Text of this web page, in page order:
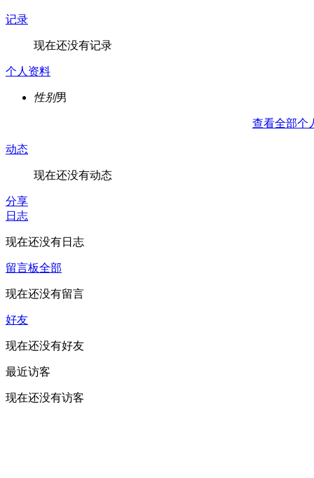
记录
现在还没有记录
个人资料
性别男
查看全部个
动态
现在还没有动态
分享
日志
现在还没有日志
留言板全部
现在还没有留言
好友
现在还没有好友
最近访客
现在还没有访客